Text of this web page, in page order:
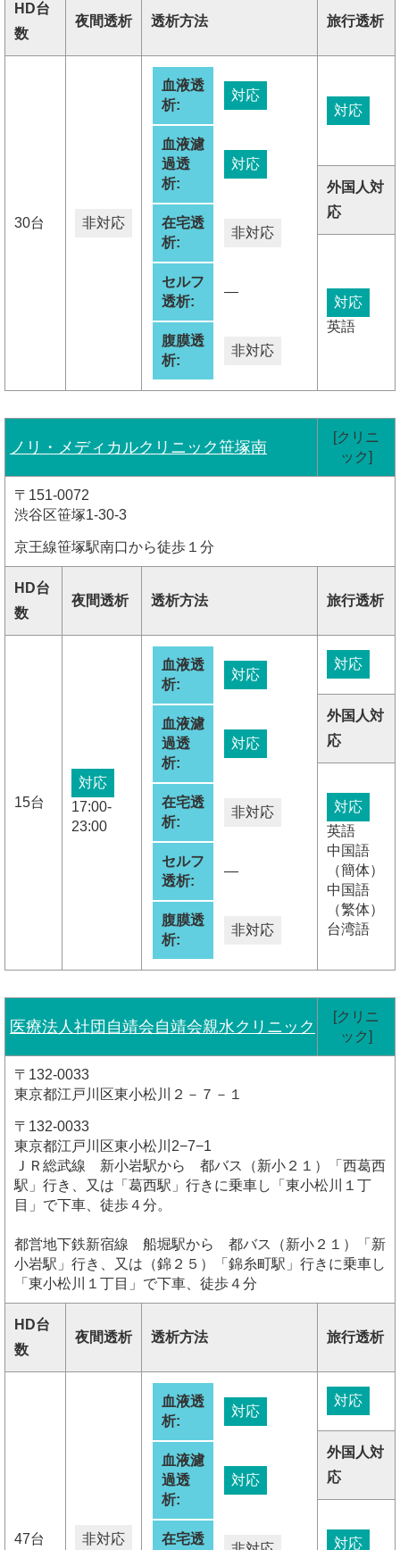
HD台
数
夜間透析 透析方法 旅行透析
30台 非対応
血液透
析:
対応
血液濾
過透
析:
対応
在宅透
析:
非対応
セルフ
透析:
―
腹膜透
析:
非対応
対応
外国人対
応
対応
英語
ノリ・メディカルクリニック笹塚南
[クリニ
ック]
〒151-0072
渋谷区笹塚1-30-3
京王線笹塚駅南口から徒歩１分
HD台
数
夜間透析 透析方法 旅行透析
15台
対応
17:00-
23:00
血液透
析:
対応
血液濾
過透
析:
対応
在宅透
析:
非対応
セルフ
透析:
―
腹膜透
析:
非対応
対応
外国人対
応
対応
英語
中国語
（簡体）
中国語
（繁体）
台湾語
医療法人社団自靖会自靖会親水クリニック
[クリニ
ック]
〒132-0033
東京都江戸川区東小松川２－７－１
〒132-0033
東京都江戸川区東小松川2−7−1
ＪＲ総武線 新小岩駅から 都バス（新小２１）「西葛西
駅」行き、又は「葛西駅」行きに乗車し「東小松川１丁
目」で下車、徒歩４分。
都営地下鉄新宿線 船堀駅から 都バス（新小２１）「新
小岩駅」行き、又は（錦２５）「錦糸町駅」行きに乗車し
「東小松川１丁目」で下車、徒歩４分
HD台
数
夜間透析 透析方法 旅行透析
47台 非対応
血液透
析:
対応
血液濾
過透
析:
対応
在宅透
対応
外国人対
応
対応